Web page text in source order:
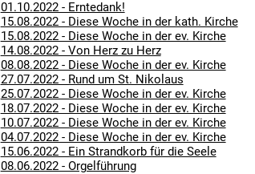
01.10.2022 - Erntedank!
15.08.2022 - Diese Woche in der kath. Kirche
15.08.2022 - Diese Woche in der ev. Kirche
14.08.2022 - Von Herz zu Herz
08.08.2022 - Diese Woche in der ev. Kirche
27.07.2022 - Rund um St. Nikolaus
25.07.2022 - Diese Woche in der ev. Kirche
18.07.2022 - Diese Woche in der ev. Kirche
10.07.2022 - Diese Woche in der ev. Kirche
04.07.2022 - Diese Woche in der ev. Kirche
15.06.2022 - Ein Strandkorb für die Seele
08.06.2022 - Orgelführung